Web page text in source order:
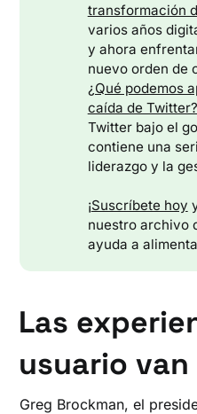
transformación
varios años
y ahora
nuevo orden de
¿Qué podemos
caída de Twitter?
Twitter bajo el
contiene una
liderazgo y la
¡Suscríbete hoy
nuestro archivo
ayuda a
Las
usuario
Greg Brockman, el